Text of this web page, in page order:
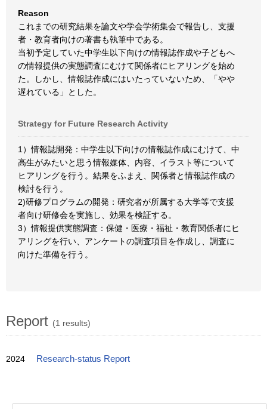
Reason
これまでの研究結果を論文や学会学術集会で報告し、支援
者・教育者向けの著書も執筆中である。
当初予定していた中学生以下向けの情報誌作成や子どもへ
の情報提供の実態調査にむけて関係者にヒアリングを始め
た。しかし、情報誌作成にはいたっていないため、「やや
遅れている」とした。
Strategy for Future Research Activity
1）情報誌開発：中学生以下向けの情報誌作成にむけて、中
高生がみたいと思う情報媒体、内容、イラスト等について
ヒアリングを行う。結果をふまえ、関係者と情報誌作成の
検討を行う。
2)研修プログラムの開発：研究者が所属する大学等で支援
者向け研修会を実施し、効果を検証する。
3）情報提供実態調査：保健・医療・福祉・教育関係者にヒ
アリングを行い、アンケートの調査項目を作成し、調査に
向けた準備を行う。
Report (1 results)
2024 Research-status Report